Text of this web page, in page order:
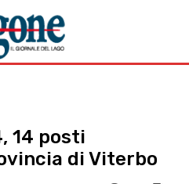
14 posti
di Viterbo